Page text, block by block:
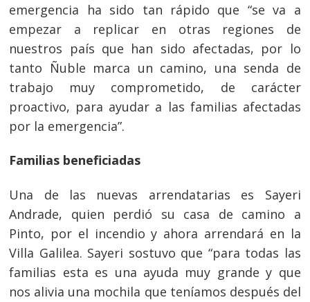
emergencia ha sido tan rápido que “se va a
empezar a replicar en otras regiones de
nuestros país que han sido afectadas, por lo
tanto Ñuble marca un camino, una senda de
trabajo muy comprometido, de carácter
proactivo, para ayudar a las familias afectadas
por la emergencia”.
Familias beneficiadas
Una de las nuevas arrendatarias es Sayeri
Andrade, quien perdió su casa de camino a
Pinto, por el incendio y ahora arrendará en la
Villa Galilea. Sayeri sostuvo que “para todas las
familias esta es una ayuda muy grande y que
nos alivia una mochila que teníamos después del
de
entradas